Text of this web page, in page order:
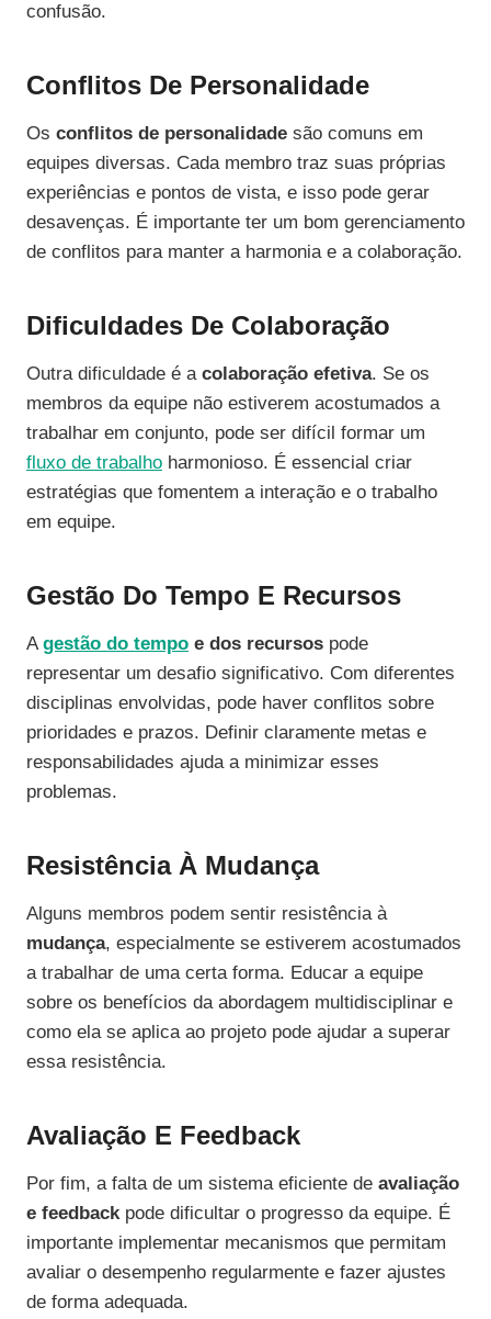
confusão.
Conflitos De Personalidade
Os conflitos de personalidade são comuns em
equipes diversas. Cada membro traz suas próprias
experiências e pontos de vista, e isso pode gerar
desavenças. É importante ter um bom gerenciamento
de conflitos para manter a harmonia e a colaboração.
Dificuldades De Colaboração
Outra dificuldade é a colaboração efetiva. Se os
membros da equipe não estiverem acostumados a
trabalhar em conjunto, pode ser difícil formar um
fluxo de trabalho harmonioso. É essencial criar
estratégias que fomentem a interação e o trabalho
em equipe.
Gestão Do Tempo E Recursos
Agestão do tempo e dos recursos pode
representar um desafio significativo. Com diferentes
disciplinas envolvidas, pode haver conflitos sobre
prioridades e prazos. Definir claramente metas e
responsabilidades ajuda a minimizar esses
problemas.
Resistência À Mudança
Alguns membros podem sentir resistência à
mudança, especialmente se estiverem acostumados
a trabalhar de uma certa forma. Educar a equipe
sobre os benefícios da abordagem multidisciplinar e
como ela se aplica ao projeto pode ajudar a superar
essa resistência.
Avaliação E Feedback
Por fim, a falta de um sistema eficiente de avaliação
e feedbackpode dificultar o progresso da equipe. É
importante implementar mecanismos que permitam
avaliar o desempenho regularmente e fazer ajustes
de forma adequada.